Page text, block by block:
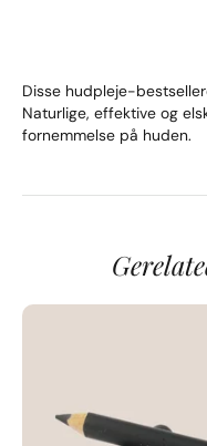
Disse hudpleje-
Naturlige, effektive og
fornemmelse på huden.